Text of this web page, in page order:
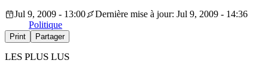
Jul 9, 2009 - 13:00
Dernière mise à jour: Jul 9, 2009 - 14:36
Politique
Print Partager
LES PLUS LUS